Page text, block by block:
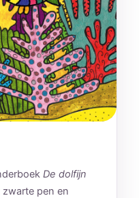
De dolfijn
zwarte pen en